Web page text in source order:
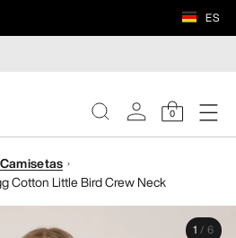
ES
0
Camisetas
Cotton Little Bird Crew Neck
1 / 6